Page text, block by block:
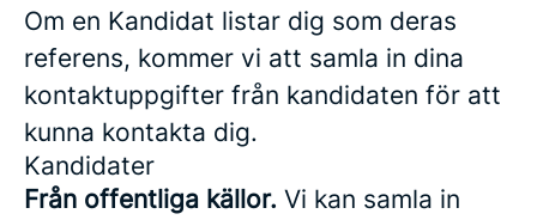
Om en Kandidat listar dig som deras
referens, kommer vi att samla in dina
kontaktuppgifter från kandidaten för att
kunna kontakta dig.
Kandidater
Från offentliga källor. Vi kan samla in